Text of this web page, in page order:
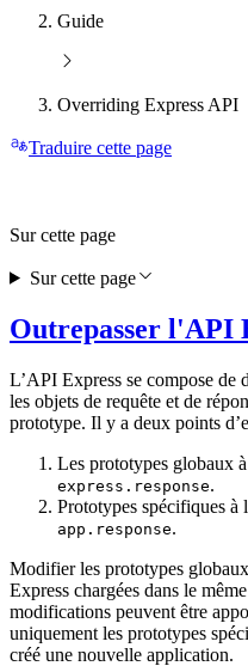
Guide
Overriding Express API
Traduire cette page
Outrepasser l'API
L’API Express se compose de
les objets de requête et de
prototype. Il y a deux points
Les prototypes globaux à
express.response.
Prototypes spécifiques à
app.response.
Modifier les prototypes
Express chargées dans le
modifications peuvent être
uniquement les prototypes
créé une nouvelle application.
Sur cette page
Sur cette page